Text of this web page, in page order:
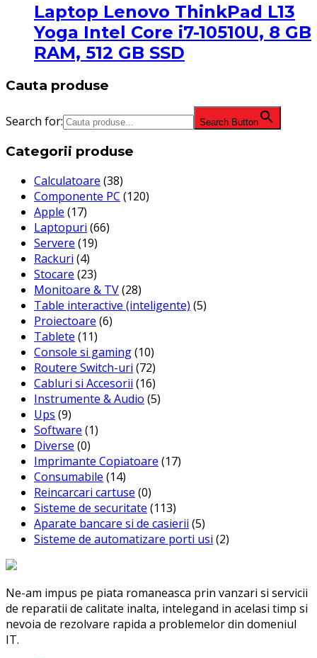
Laptop Lenovo ThinkPad L13
Yoga Intel Core i7-10510U, 8 GB
RAM, 512 GB SSD
Cauta produse
Search for: Search Button
Categorii produse
Calculatoare (38)
Componente PC (120)
Apple (17)
Laptopuri (66)
Servere (19)
Rackuri (4)
Stocare (23)
Monitoare & TV(28)
Table interactive (inteligente) (5)
Proiectoare (6)
Tablete (11)
Console si gaming(10)
Routere Switch-uri (72)
Cabluri si Accesorii (16)
Instrumente & Audio (5)
Ups (9)
Software (1)
Diverse (0)
Imprimante Copiatoare (17)
Consumabile (14)
Reincarcari cartuse (0)
Sisteme de securitate (113)
Aparate bancare si de casierii (5)
Sisteme de automatizare porti usi (2)
Ne-am impus pe piata romaneasca prin vanzari si servicii
de reparatii de calitate inalta, intelegand in acelasi timp si
nevoia de rezolvare rapida a problemelor din domeniul
IT.